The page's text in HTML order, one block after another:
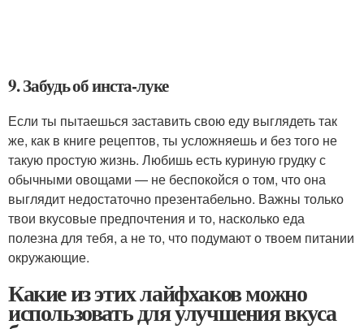
9. Забудь об инста-луке
Если ты пытаешься заставить свою еду выглядеть так
же, как в книге рецептов, ты усложняешь и без того не
такую простую жизнь. Любишь есть куриную грудку с
обычными овощами — не беспокойся о том, что она
выглядит недостаточно презентабельно. Важны только
твои вкусовые предпочтения и то, насколько еда
полезна для тебя, а не то, что подумают о твоем питании
окружающие.
Какие из этих лайфхаков можно
использовать для улучшения вкуса